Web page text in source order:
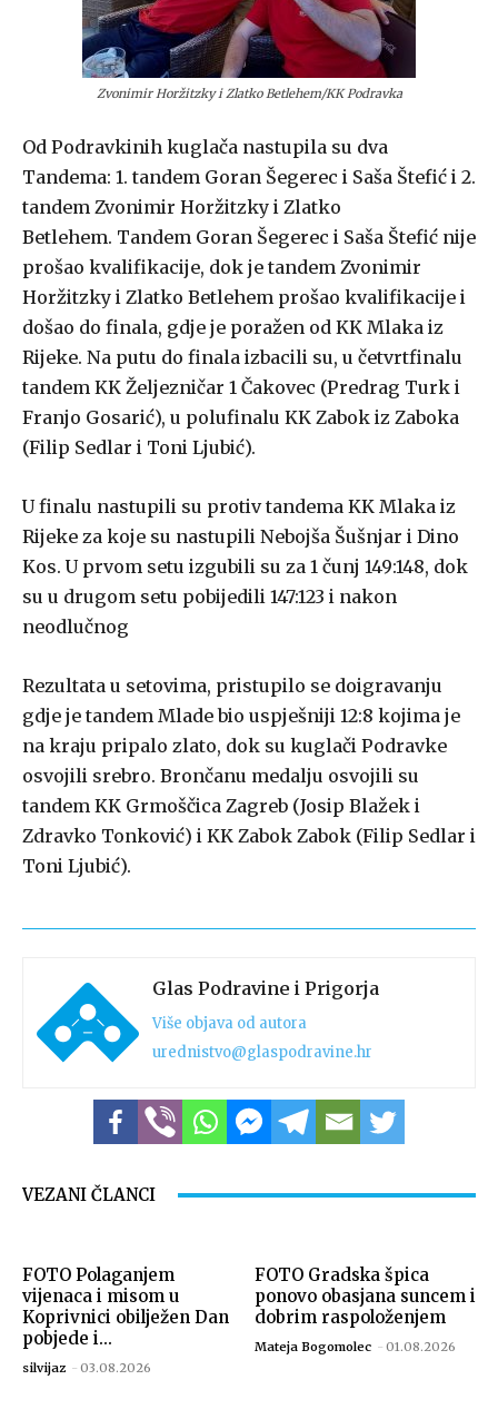
Zvonimir Horžitzky i Zlatko Betlehem/KK Podravka
Od Podravkinih kuglača nastupila su dva
Tandema: 1. tandem Goran Šegerec i Saša Štefić i 2.
tandem Zvonimir Horžitzky i Zlatko
Betlehem. Tandem Goran Šegerec i Saša Štefić nije
prošao kvalifikacije, dok je tandem Zvonimir
Horžitzky i Zlatko Betlehem prošao kvalifikacije i
došao do finala, gdje je poražen od KK Mlaka iz
Rijeke. Na putu do finala izbacili su, u četvrtfinalu
tandem KK Željezničar 1 Čakovec (Predrag Turk i
Franjo Gosarić), u polufinalu KK Zabok iz Zaboka
(Filip Sedlar i Toni Ljubić).
U finalu nastupili su protiv tandema KK Mlaka iz
Rijeke za koje su nastupili Nebojša Šušnjar i Dino
Kos. U prvom setu izgubili su za 1 čunj 149:148, dok
su u drugom setu pobijedili 147:123 i nakon
neodlučnog
Rezultata u setovima, pristupilo se doigravanju
gdje je tandem Mlade bio uspješniji 12:8 kojima je
na kraju pripalo zlato, dok su kuglači Podravke
osvojili srebro. Brončanu medalju osvojili su
tandem KK Grmoščica Zagreb (Josip Blažek i
Zdravko Tonković) i KK Zabok Zabok (Filip Sedlar i
Toni Ljubić).
Glas Podravine i Prigorja
Više objava od autora
urednistvo@glaspodravine.hr
VEZANI ČLANCI
FOTO Polaganjem
vijenaca i misom u
Koprivnici obilježen Dan
pobjede i...
silvijaz - 03.08.2026
FOTO Gradska špica
ponovo obasjana suncem i
dobrim raspoloženjem
Mateja Bogomolec - 01.08.2026